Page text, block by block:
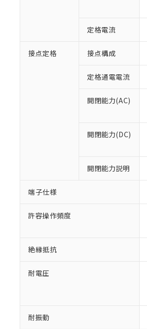
定格電流
接点定格 接点構成
定格通電電流
開閉能力(AC)
開閉能力(DC)
開閉能力説明
端子仕様
許容操作頻度
絶縁抵抗
耐電圧
耐振動